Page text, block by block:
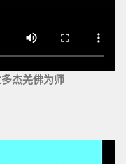
杰羌佛为师